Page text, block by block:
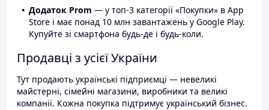
Додаток Prom — у топ-3 категорії «Покупки» в App
Store і має понад 10 млн завантажень у Google Play.
Купуйте зі смартфона будь-де і будь-коли.
Продавці з усієї України
Тут продають українські підприємці — невеликі
майстерні, сімейні магазини, виробники та великі
компанії. Кожна покупка підтримує український бізнес.